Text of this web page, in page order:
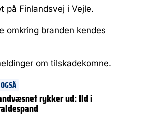
på Finlandsvej i Vejle.
omkring branden kendes
om tilskadekomne.
rykker ud: Ild i